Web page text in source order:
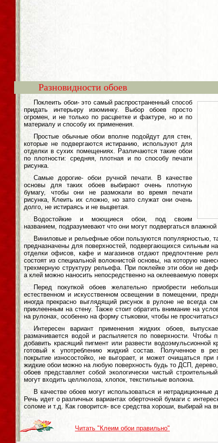
Разновидности обоев
Поклеить обои- это самый распространенный способ
придать интерьеру изюминку. Выбор обоев просто
огромен, и не только по расцветке и фактуре, но и по
материалу и способу их применения.
Простые обычные обои вполне подойдут для стен,
которые не подвергаются истиранию, используют для
отделки в сухих помещениях. Различаются такие обои
по плотности: средняя, плотная и по способу печати
рисунка.
Самые дорогие- обои ручной печати. В качестве
основы для таких обоев выбирают очень плотную
бумагу, чтобы они не размокали во время печати
рисунка, Клеить их сложно, но зато служат они очень
долго, не истираясь и не выцветая.
Водостойкие и моющиеся обои, под своим
названием, подразумевают что они могут подвергаться
Виниловые и рельефные обои пользуются популярностью,
предназначены для поверхностей, подвергающихся сильным
отделки офисов, кафе и магазинов отдают предпочтение
состоят из специальной волокнистой основы, на которую
трехмерную структуру рельефа. При поклейке эти обои не
а клей можно наносить непосредственно на оклееваемую
Перед покупкой обоев желательно приобрести
естественном и искусственном освещении в помещении,
иногда прекрасно выглядящий рисунок в рулоне не всегда
приклеенным на стену. Также стоит обратить внимание на
на рулонах, особенно на форму стыковки, чтобы не
Интересен вариант применения жидких обоев,
размачивается водой и распыляется по поверхности. Чтобы
добавить красящий пигмент или развести водоэмульсионной
готовый к употреблению жидкий состав. Полученное в
покрытие износостойко, не выгорает, и может очищаться
жидкие обои можно на любую поверхность будь то ДСП, дерево,
обоев представляет собой экологически чистый
могут входить целлюлоза, хлопок, текстильные волокна.
В качестве обоев могут использоваться и
Речь идет о различных вариантах оберточной бумаги с
соломе и т.д. Как говорится- все средства хороши, выбирай на
Читать "Клеим обои правильно"